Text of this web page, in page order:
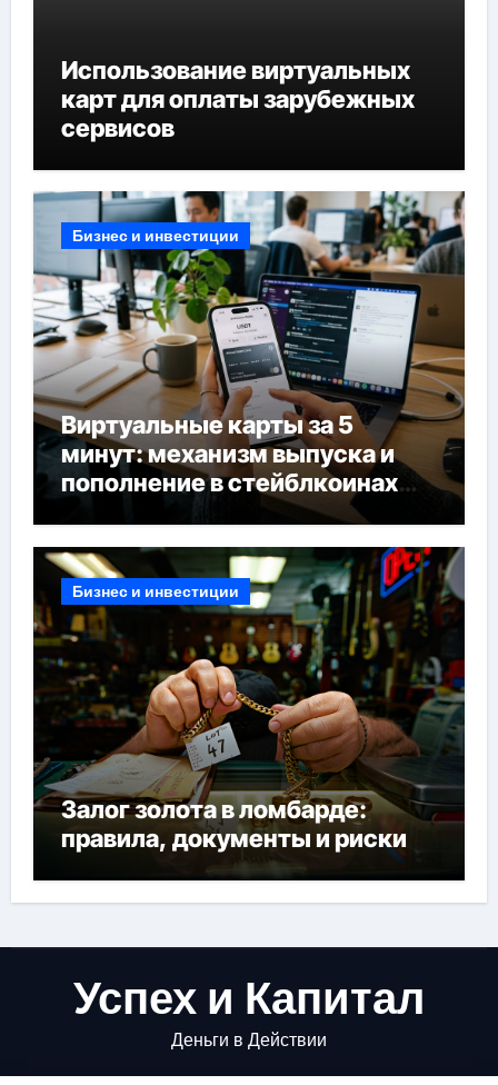
Использование виртуальных
карт для оплаты зарубежных
сервисов
Бизнес и инвестиции
Виртуальные карты за 5
минут: механизм выпуска и
пополнение в стейблкоинах
без банковской верификации
Бизнес и инвестиции
Залог золота в ломбарде:
правила, документы и риски
Успех и Капитал
Деньги в Действии